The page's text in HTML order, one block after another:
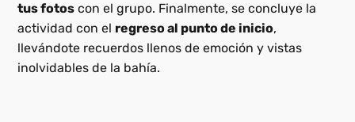
tus fotos con el grupo. Finalmente, se concluye la
actividad con el regreso al punto de inicio,
llevándote recuerdos llenos de emoción y vistas
inolvidables de la bahía.